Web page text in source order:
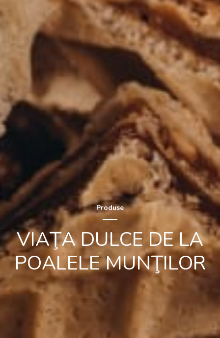
Produse
VIAŢA DULCE DE LA
POALELE MUNŢILOR